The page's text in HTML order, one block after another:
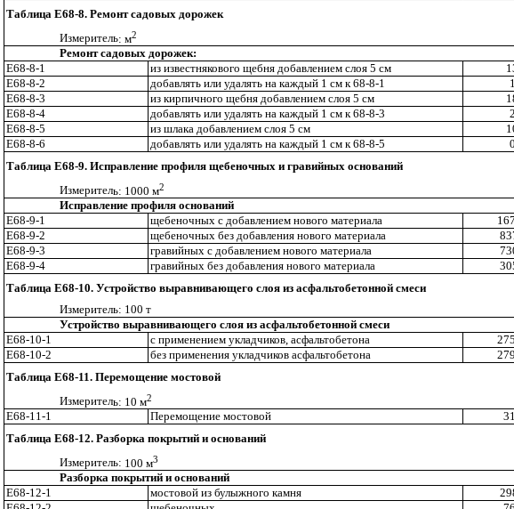
Таблица Е68-8. Ремонт садовых дорожек
Измеритель: м2
Ремонт садовых дорожек:
Е68-8-1
из известнякового щебня добавлением слоя 5 см
Е68-8-2
добавлять или удалять на каждый 1 см к 68-8-1
Е68-8-3
из кирпичного щебня добавлением слоя 5 см
Е68-8-4
добавлять или удалять на каждый 1 см к 68-8-3
Е68-8-5
из шлака добавлением слоя 5 см
Е68-8-6
добавлять или удалять на каждый 1 см к 68-8-5 0
Таблица Е68-9. Исправление профиля щебеночных и гравийных оснований
Измеритель: 1000 м2
Исправление профиля оснований
Е68-9-1
щебеночных с добавлением нового материала
Е68-9-2
щебеночных бездобавления нового материала
Е68-9-3
гравийных с добавлением нового материала
Е68-9-4
гравийных без добавления нового материала
Таблица Е68-10. Устройство выравнивающего слоя из асфальтобетонной смеси
Измеритель: 100 т
Устройство выравнивающего слоя из асфальтобетонной смеси
Е68-10-1
с применением укладчиков,асфальтобетона
Е68-10-2 без применения укладчиков асфальтобетона
Таблица Е68-11. Перемощение мостовой
Измеритель: 10 м2
Е68-11-1 Перемощение мостовой
Таблица Е68-12. Разборка покрытий и оснований
Измеритель: 100 м3
Разборка покрытий и оснований
Е68-12-1
мостовойиз булыжного камня